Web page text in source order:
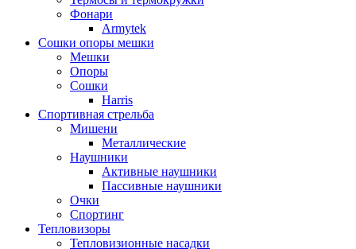
Фонари
Armytek
Сошки опоры мешки
Мешки
Опоры
Сошки
Harris
Спортивная стрельба
Мишени
Металлические
Наушники
Активные наушники
Пассивные наушники
Очки
Спортинг
Тепловизоры
Тепловизионные насадки